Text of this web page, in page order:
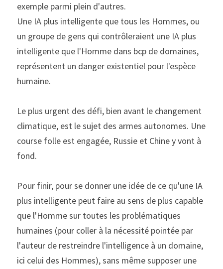
exemple parmi plein d'autres.
Une IA plus intelligente que tous les Hommes, ou
un groupe de gens qui contrôleraient une IA plus
intelligente que l'Homme dans bcp de domaines,
représentent un danger existentiel pour l'espèce
humaine.
Le plus urgent des défi, bien avant le changement
climatique, est le sujet des armes autonomes. Une
course folle est engagée, Russie et Chine y vont à
fond.
Pour finir, pour se donner une idée de ce qu'une IA
plus intelligente peut faire au sens de plus capable
que l'Homme sur toutes les problématiques
humaines (pour coller à la nécessité pointée par
l'auteur de restreindre l'intelligence à un domaine,
ici celui des Hommes), sans même supposer une